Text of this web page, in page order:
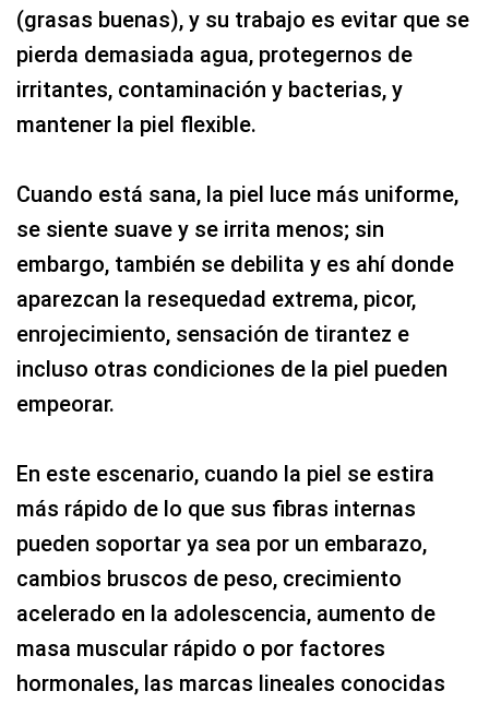
(grasas buenas), y su trabajo es evitar que se
pierda demasiada agua, protegernos de
irritantes, contaminación y bacterias, y
mantener la piel flexible.
Cuando está sana, la piel luce más uniforme,
se siente suave y se irrita menos; sin
embargo, también se debilita y es ahí donde
aparezcan la resequedad extrema, picor,
enrojecimiento, sensación de tirantez e
incluso otras condiciones de la piel pueden
empeorar.
En este escenario, cuando la piel se estira
más rápido de lo que sus fibras internas
pueden soportar ya sea por un embarazo,
cambios bruscos de peso, crecimiento
acelerado en la adolescencia, aumento de
masa muscular rápido o por factores
hormonales, las marcas lineales conocidas